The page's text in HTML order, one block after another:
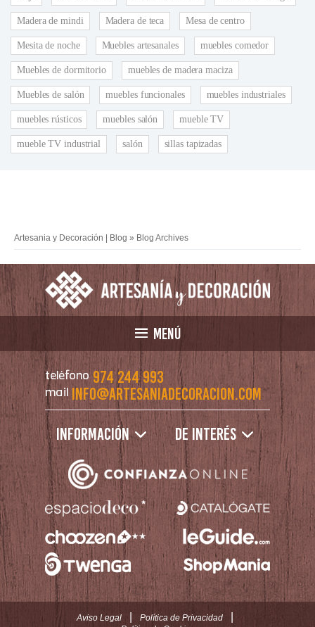
Madera de mindi Madera de teca Mesa de centro
Mesita de noche Muebles artesanales muebles comedor
Muebles de dormitorio muebles de madera maciza
Muebles de salón muebles funcionales muebles industriales
muebles rústicos muebles salón mueble TV
mueble TV industrial salón sillas tapizadas
Artesania y Decoración | Blog » Blog Archives
MENÚ
teléfono 974 244 993
mail info@artesaniadecoracion.com
Información
De interés
Aviso Legal Política de Privacidad